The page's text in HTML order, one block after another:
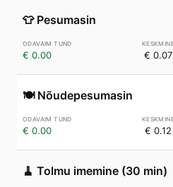
👕 Pesumasin
€ 0.00 € 0.07
🍽️ Nõudepesumasin
€ 0.00 € 0.12
🧹 Tolmu imemine (30 min)